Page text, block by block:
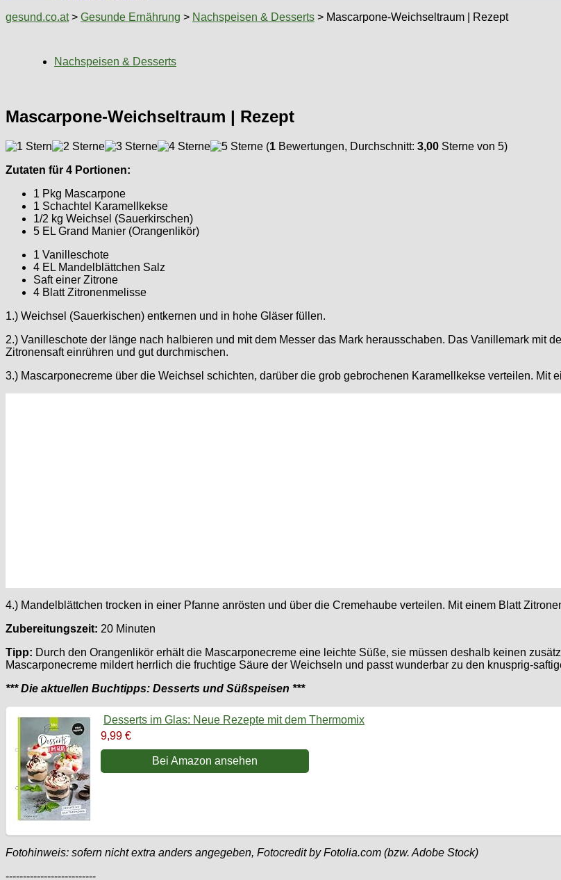
gesund.co.at> Gesunde Ernährung > Nachspeisen & Desserts > Mascarpone-Weichseltraum | Rezept
Nachspeisen & Desserts
Mascarpone-Weichseltraum | Rezept
(1 Bewertungen, Durchschnitt: 3,00 Sterne von 5)
Zutaten für 4 Portionen:
1 Pkg Mascarpone
1 Schachtel Karamellkekse
1/2 kg Weichsel (Sauerkirschen)
5 EL Grand Manier (Orangenlikör)
1 Vanilleschote
4 EL Mandelblättchen Salz
Saft einer Zitrone
4 Blatt Zitronenmelisse
1.) Weichsel (Sauerkischen) entkernen und in hohe Gläser füllen.
2.) Vanilleschote der länge nach halbieren und mit dem Messer das Mark herausschaben. Das Vanillemark mit
Zitronensaft einrühren und gut durchmischen.
3.) Mascarponecreme über die Weichsel schichten, darüber die grob gebrochenen Karamellkekse verteilen. Mit
4.) Mandelblättchen trocken in einer Pfanne anrösten und über die Cremehaube verteilen. Mit einem Blatt
Zubereitungszeit: 20 Minuten
Tipp: Durch den Orangenlikör erhält die Mascarponecreme eine leichte Süße, sie müssen deshalb keinen
Mascarponecreme mildert herrlich die fruchtige Säure der Weichseln und passt wunderbar zu den knusprig-
*** Die aktuellen Buchtipps: Desserts und Süßspeisen ***
Desserts im Glas: Neue Rezepte mit dem Thermomix
9,99 €
Bei Amazon ansehen
Fotohinweis: sofern nicht extra anders angegeben, Fotocredit by Fotolia.com (bzw. Adobe Stock)
--------------------------